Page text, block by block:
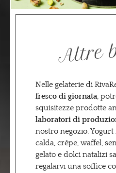
Altre
Nelle gelaterie di
fresco di giornata,
squisitezze prodotte
laboratori di
nostro negozio.
calda, crêpe, waffel,
gelato e dolci natalizi
regalarvi una soffice